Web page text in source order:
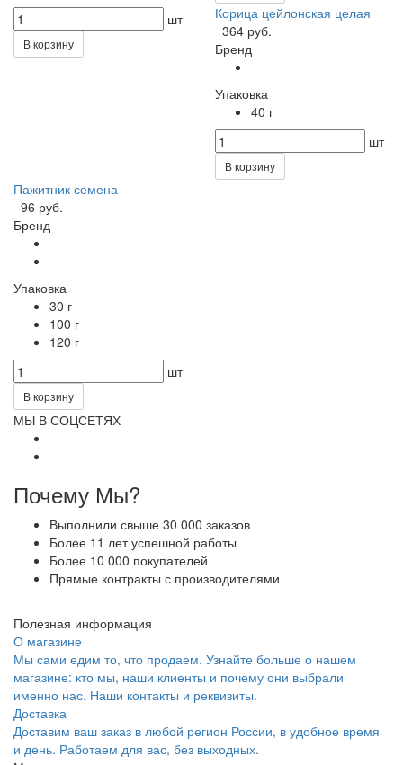
шт
В корзину
Корица цейлонская целая
364 руб.
Бренд
Упаковка
40 г
шт
В корзину
Пажитник семена
96 руб.
Бренд
Упаковка
30 г
100 г
120 г
шт
В корзину
МЫ В СОЦСЕТЯХ
Почему Мы?
Выполнили свыше 30 000 заказов
Более 11 лет успешной работы
Более 10 000 покупателей
Прямые контракты с производителями
Полезная информация
О магазине
Мы сами едим то, что продаем. Узнайте больше о нашем
магазине: кто мы, наши клиенты и почему они выбрали
именно нас. Наши контакты и реквизиты.
Доставка
Доставим ваш заказ в любой регион России, в удобное время
и день. Работаем для вас, без выходных.